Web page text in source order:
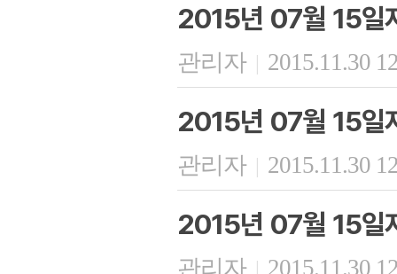
2015년 07월 15일
관리자 | 2015.11.30
2015년 07월 15일
관리자 | 2015.11.30
2015년 07월 15일
관리자 | 2015.11.30